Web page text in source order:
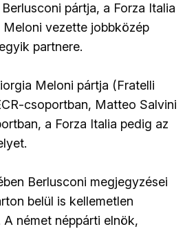
pártja, a Forza Italia
Meloni vezette jobbközép
partnere.
Meloni pártja (Fratelli
csoportban, Matteo Salvini
a Forza Italia pedig az
Berlusconi megjegyzései
belül is kellemetlen
német néppárti elnök,